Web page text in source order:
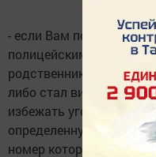
- если Вам позвонил
полицейским и
родственник совершил
либо стал виновным
избежать уголовного
определенную сумму
номер которой